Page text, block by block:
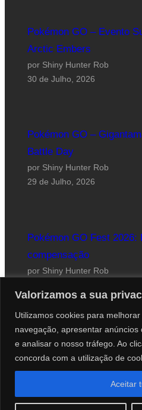
Valorizamos a sua
Utilizamos cookies para
navegação, apresentar
e analisar o nosso tráfego. Ao
concorda com a utilização de
Aceitar
Pokémon GO – Evento
Arctic Embers
por Shiny Hunter Rob
30 de Julho, 2026
Pokémon GO –
Battle Day
por Shiny Hunter Rob
29 de Julho, 2026
Pokémon GO Fest 2026:
compensação
por Shiny Hunter Rob
Website desenhado por Roberto
© 2012-2026 PokéCenter Blog